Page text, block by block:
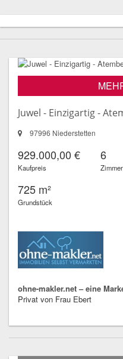
Juwel - Einzigartig -
97996 Niederstetten
929.000,00 €
Kaufpreis
6
Zimmer
725 m²
Grundstück
ohne-makler.net – eine
Privat von Frau Ebert